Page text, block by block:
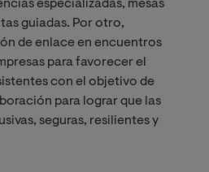
especializadas, mesas
guiadas. Por otro,
de enlace en encuentros
para favorecer el
con el objetivo de
para lograr que las
seguras, resilientes y